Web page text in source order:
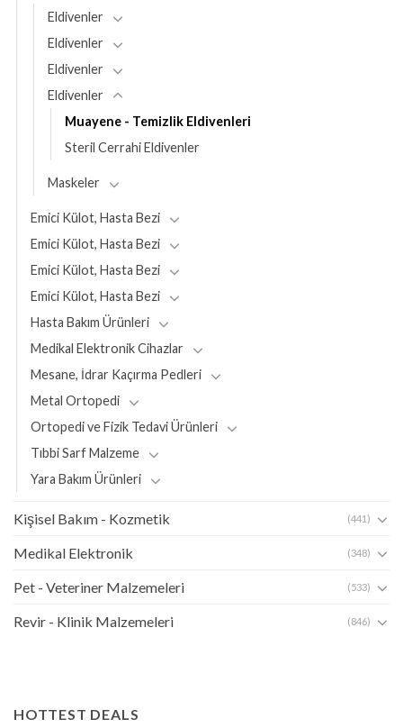
Eldivenler
Eldivenler
Eldivenler
Eldivenler
Muayene - Temizlik Eldivenleri
Steril Cerrahi Eldivenler
Maskeler
Emici Külot, Hasta Bezi
Emici Külot, Hasta Bezi
Emici Külot, Hasta Bezi
Emici Külot, Hasta Bezi
Hasta Bakım Ürünleri
Medikal Elektronik Cihazlar
Mesane, İdrar Kaçırma Pedleri
Metal Ortopedi
Ortopedi ve Fizik Tedavi Ürünleri
Tıbbi Sarf Malzeme
Yara Bakım Ürünleri
Kişisel Bakım - Kozmetik (441)
Medikal Elektronik (348)
Pet - Veteriner Malzemeleri (533)
Revir - Klinik Malzemeleri (846)
HOTTEST DEALS